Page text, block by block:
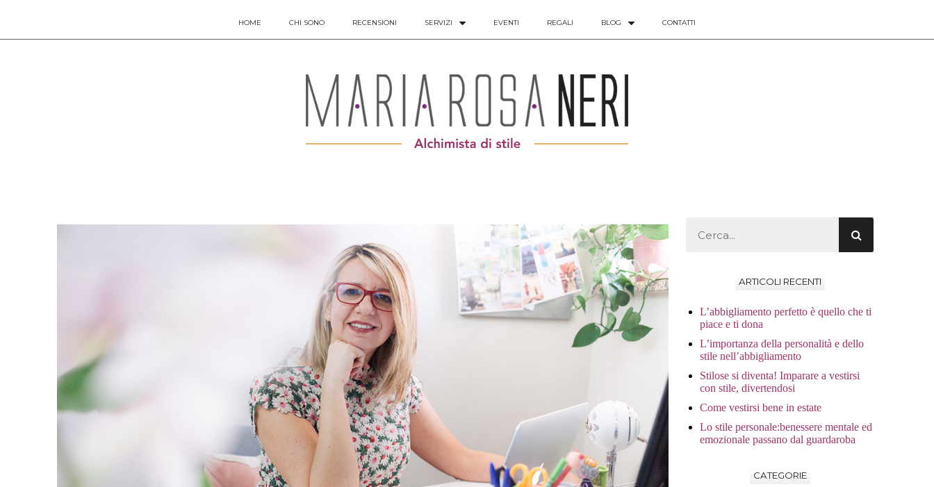
HOME CHI SONO RECENSIONI SERVIZI EVENTI REGALI BLOG CONTATTI
ARTICOLI RECENTI
L’abbigliamento perfetto è quello che ti
piace e ti dona
L’importanza della personalità e dello
stile nell’abbigliamento
Stilose si diventa! Imparare a vestirsi
con stile, divertendosi
Come vestirsi bene in estate
Lo stile personale:benessere mentale ed
emozionale passano dal guardaroba
CATEGORIE